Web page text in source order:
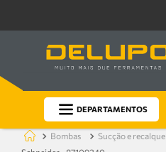
DEPARTAMENTOS
bombas sucção e recalque